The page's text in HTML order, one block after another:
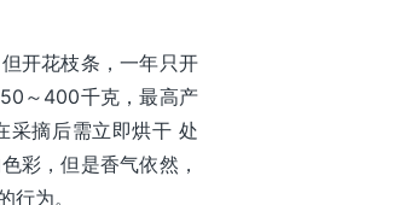
开花枝条，一年只开
～400千克，最高产
采摘后需立即烘干 处
彩，但是香气依然，
为。